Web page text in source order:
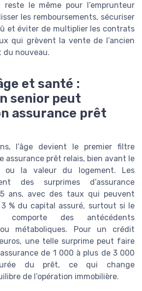
reste le même pour l’emprunteur
les remboursements, sécuriser
et éviter de multiplier les contrats
qui grèvent la vente de l’ancien
du nouveau.
et santé :
senior peut
assurance prêt
l’âge devient le premier filtre
assurance prêt relais, bien avant le
la valeur du logement. Les
des surprimes d’assurance
ans, avec des taux qui peuvent
% du capital assuré, surtout si le
comporte des antécédents
ou métaboliques. Pour un crédit
une telle surprime peut faire
de 1 000 à plus de 3 000
du prêt, ce qui change
de l’opération immobilière.